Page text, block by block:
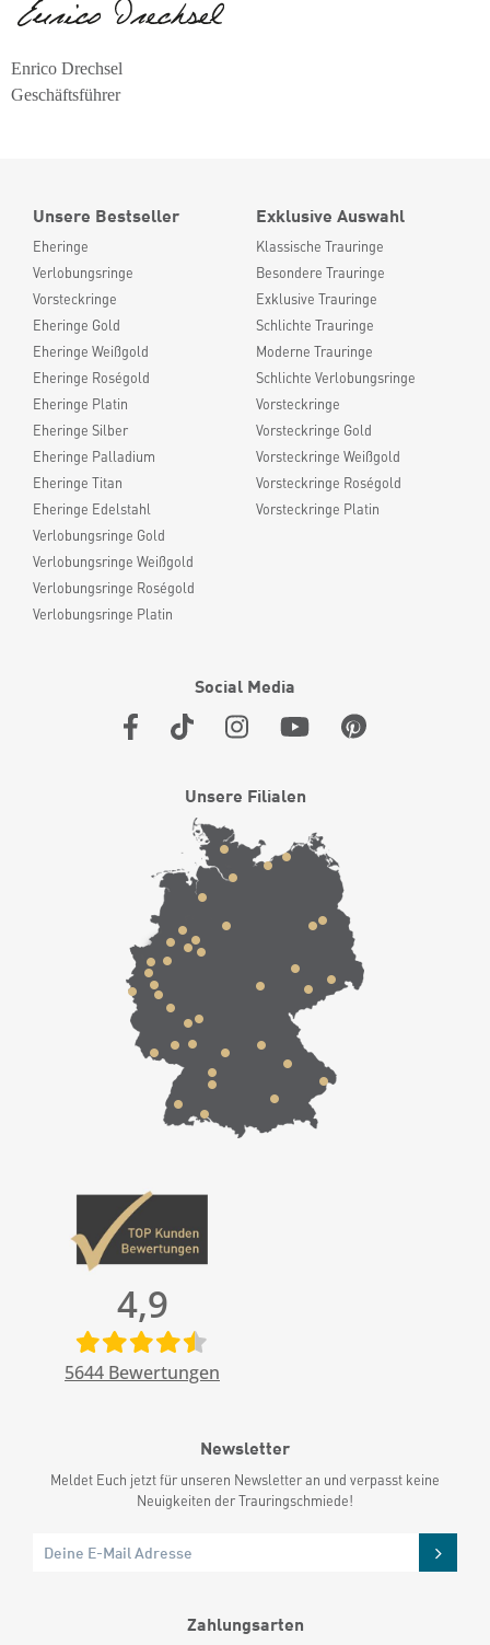
Enrico Drechsel
Geschäftsführer
Unsere Bestseller
Eheringe
Verlobungsringe
Vorsteckringe
Eheringe Gold
Eheringe Weißgold
Eheringe Roségold
Eheringe Platin
Eheringe Silber
Eheringe Palladium
Eheringe Titan
Eheringe Edelstahl
Verlobungsringe Gold
Verlobungsringe Weißgold
Verlobungsringe Roségold
Verlobungsringe Platin
Exklusive Auswahl
Klassische Trauringe
Besondere Trauringe
Exklusive Trauringe
Schlichte Trauringe
Moderne Trauringe
Schlichte Verlobungsringe
Vorsteckringe
Vorsteckringe Gold
Vorsteckringe Weißgold
Vorsteckringe Roségold
Vorsteckringe Platin
Social Media
Unsere Filialen
4,9
5644 Bewertungen
Newsletter
Meldet Euch jetzt für unseren Newsletter an und verpasst keine
Neuigkeiten der Trauringschmiede!
Zahlungsarten